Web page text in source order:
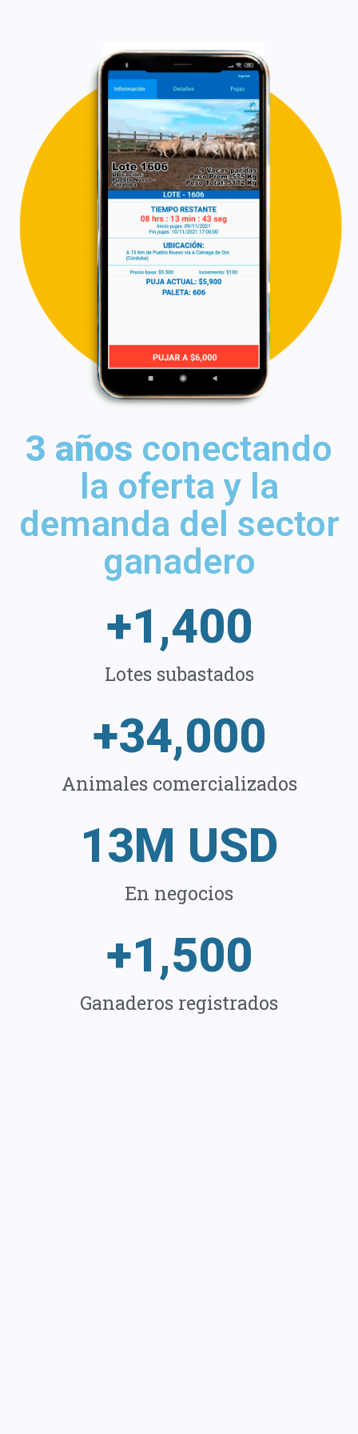
3 años conectando
la oferta y la
demanda del sector
ganadero
+1,400
Lotes subastados
+34,000
Animales comercializados
13M USD
En negocios
+1,500
Ganaderos registrados